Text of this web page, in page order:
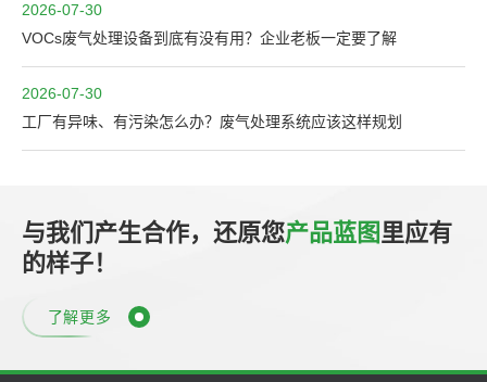
2026-07-30
VOCs废气处理设备到底有没有用？企业老板一定要了解
2026-07-30
工厂有异味、有污染怎么办？废气处理系统应该这样规划
与我们产生合作，还原您产品蓝图里应有
的样子！
了解更多